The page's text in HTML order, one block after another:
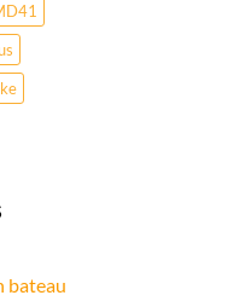
bateau